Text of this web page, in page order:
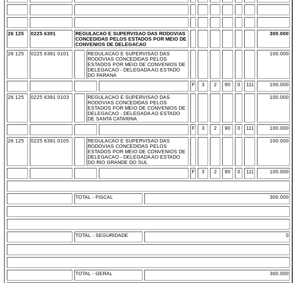
26 125 0225 6391
REGULACAO E SUPERVISAO DAS RODOVIAS
CONCEDIDAS PELOS ESTADOS POR MEIO DE
CONVENIOS DE DELEGACAO
300.000
26 125 0225 6391 0101
REGULACAO E SUPERVISAO DAS
RODOVIAS CONCEDIDAS PELOS
ESTADOS POR MEIO DE CONVENIOS DE
DELEGACAO - DELEGADA AO ESTADO
DO PARANA
100.000
F 3 2 90 0 111 100.000
26 125 0225 6391 0103
REGULACAO E SUPERVISAO DAS
RODOVIAS CONCEDIDAS PELOS
ESTADOS POR MEIO DE CONVENIOS DE
DELEGACAO - DELEGADA AO ESTADO
DE SANTA CATARINA
100.000
F 3 2 90 0 111 100.000
26 125 0225 6391 0105
REGULACAO E SUPERVISAO DAS
RODOVIAS CONCEDIDAS PELOS
ESTADOS POR MEIO DE CONVENIOS DE
DELEGACAO - DELEGADA AO ESTADO
DO RIO GRANDE DO SUL
100.000
F 3 2 90 0 111 100.000
TOTAL - FISCAL 300.000
TOTAL - SEGURIDADE 0
TOTAL - GERAL 300.000